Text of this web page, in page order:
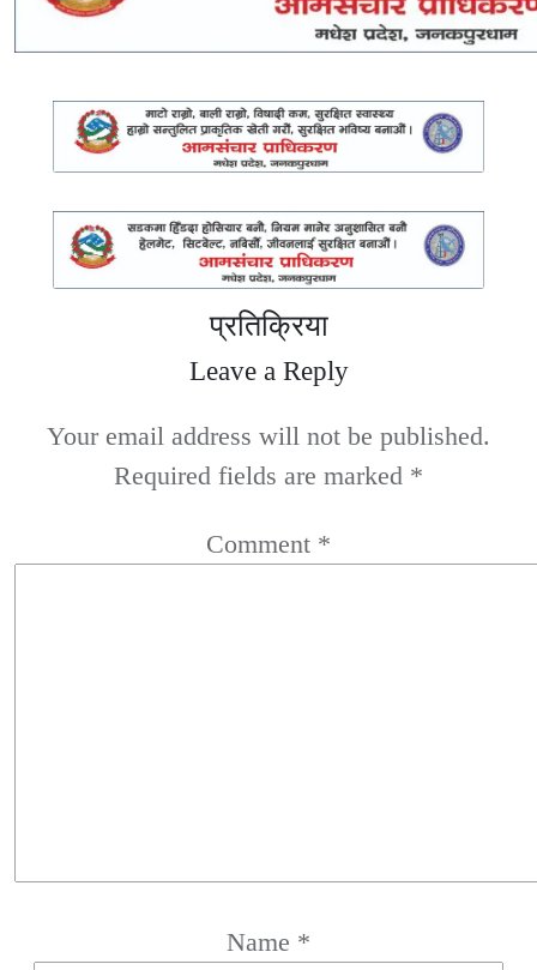
प्रतिक्रिया
Leave a Reply
Your email address will not be published.
Required fields are marked *
Comment *
Name *